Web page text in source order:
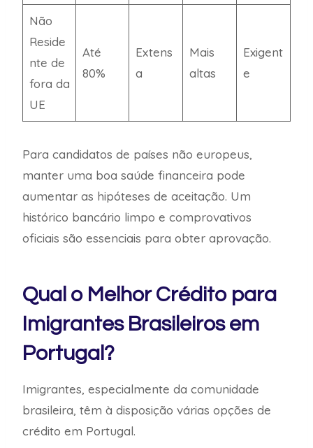
Não
Reside
nte de
fora da
UE
Até
80%
Extens
a
Mais
altas
Exigent
e
Para candidatos de países não europeus,
manter uma boa saúde financeira pode
aumentar as hipóteses de aceitação. Um
histórico bancário limpo e comprovativos
oficiais são essenciais para obter aprovação.
Qual o Melhor Crédito para
Imigrantes Brasileiros em
Portugal?
Imigrantes, especialmente da comunidade
brasileira, têm à disposição várias opções de
crédito em Portugal.